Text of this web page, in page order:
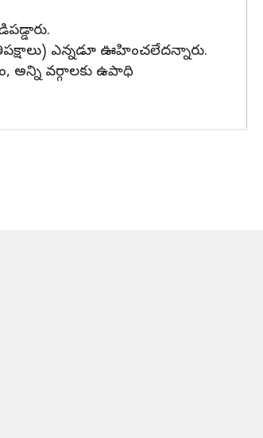
ఎన్నడూ ఊహించలేదన్నారు.
వర్గాలకు ఉపాధి